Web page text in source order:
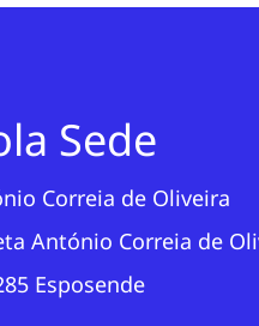
Sede
Correia de Oliveira
António Correia de
Esposende